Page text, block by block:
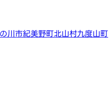
川市紀美野町北山村九度山町